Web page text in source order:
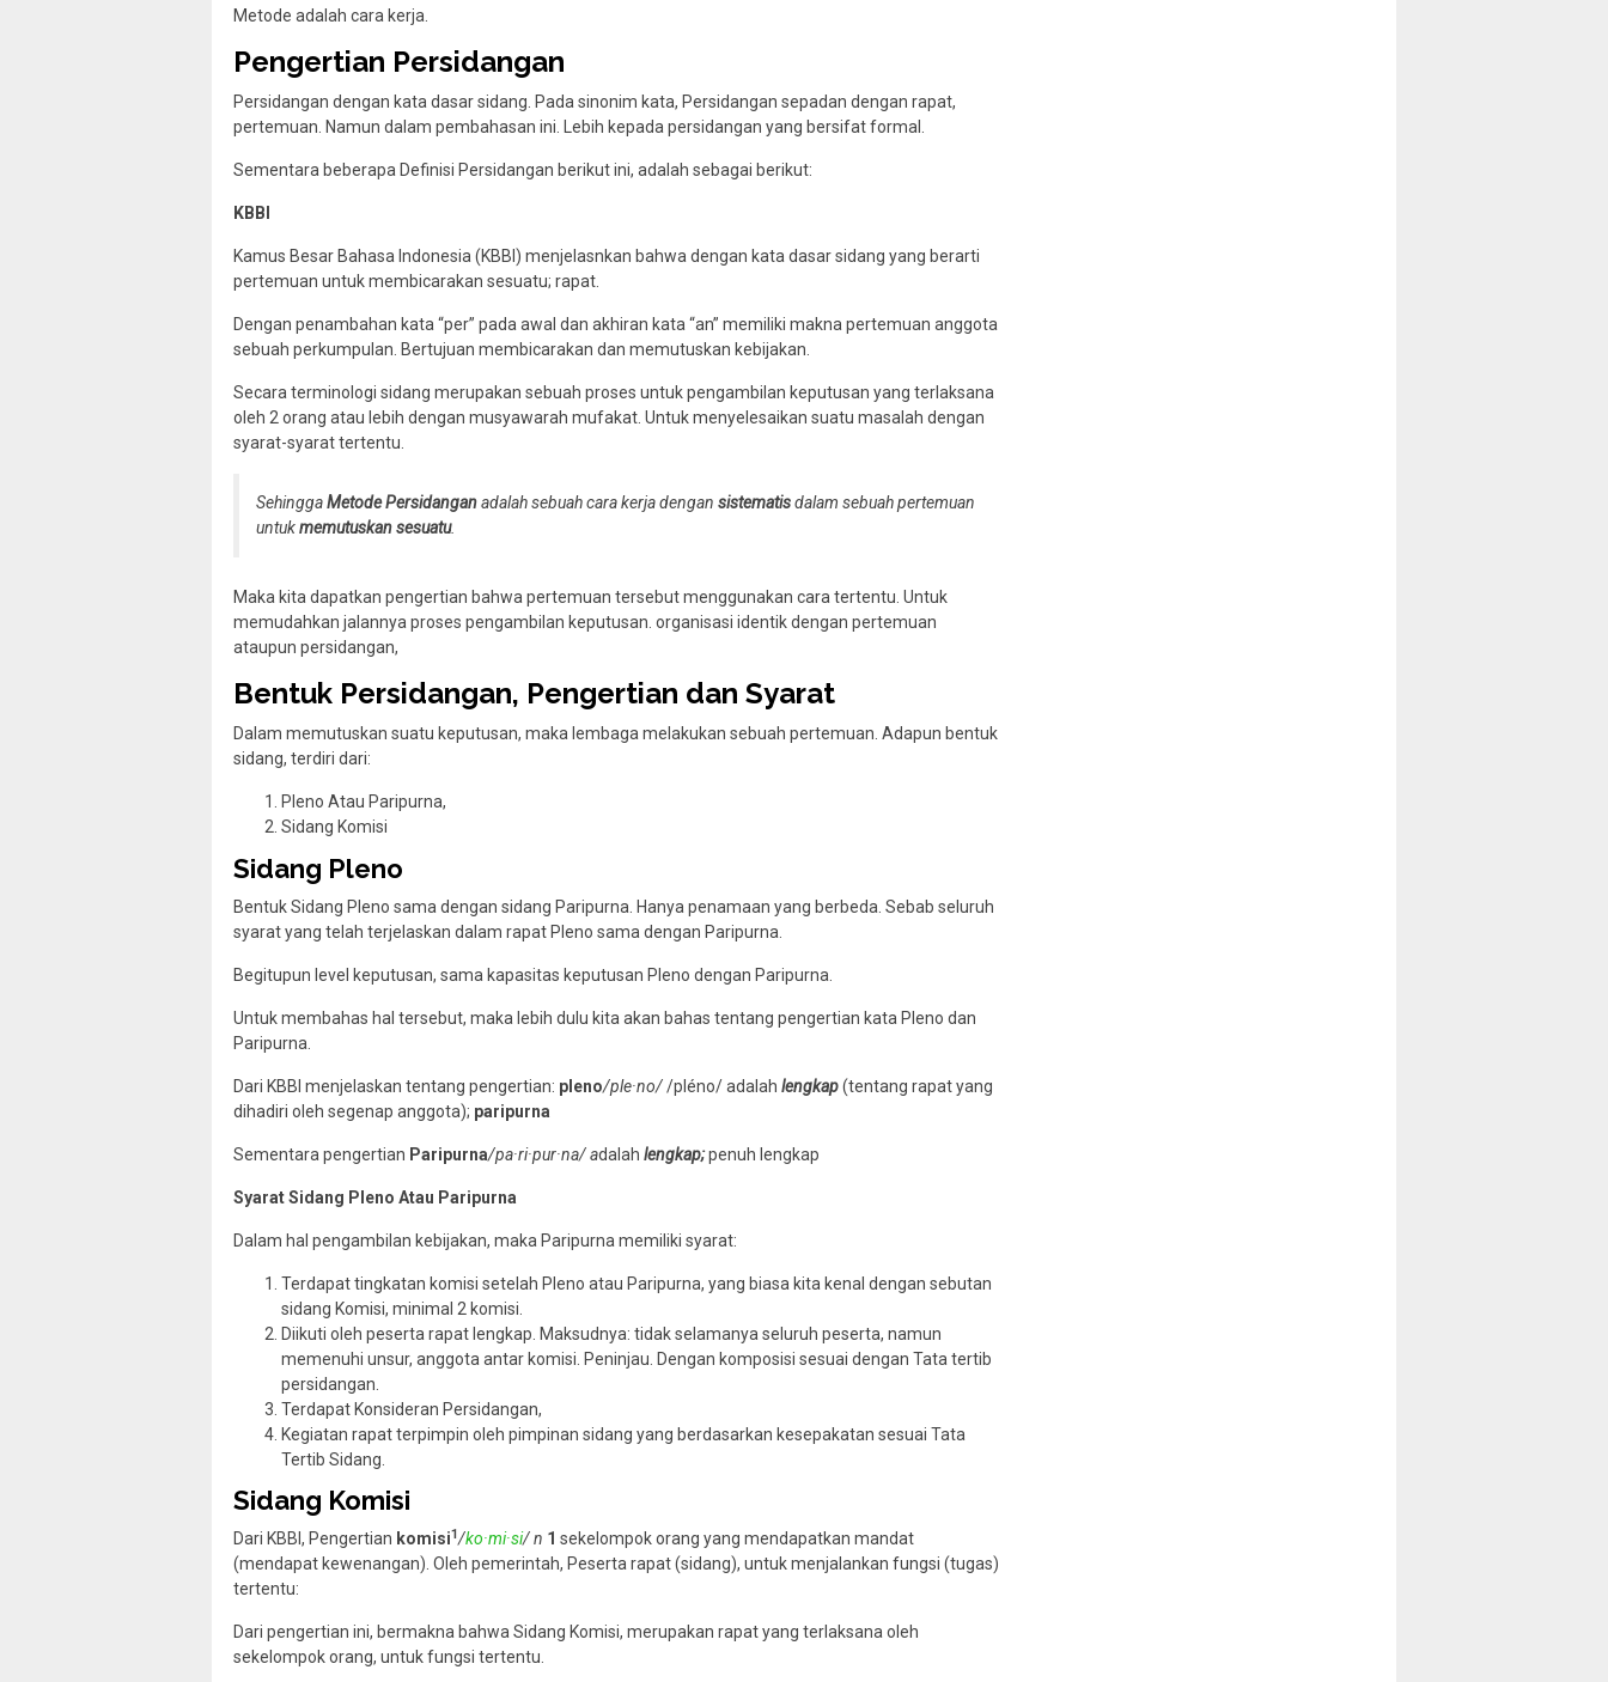
Metode adalah cara kerja.
Pengertian Persidangan
Persidangan dengan kata dasar sidang. Pada sinonim kata, Persidangan sepadan dengan rapat,
pertemuan. Namun dalam pembahasan ini. Lebih kepada persidangan yang bersifat formal.
Sementara beberapa Definisi Persidangan berikut ini, adalah sebagai berikut:
KBBI
Kamus Besar Bahasa Indonesia (KBBI) menjelasnkan bahwa dengan kata dasar sidang yang berarti
pertemuan untuk membicarakan sesuatu; rapat.
Dengan penambahan kata “per” pada awal dan akhiran kata “an” memiliki makna pertemuan anggota
sebuah perkumpulan. Bertujuan membicarakan dan memutuskan kebijakan.
Secara terminologi sidang merupakan sebuah proses untuk pengambilan keputusan yang terlaksana
oleh 2 orang atau lebih dengan musyawarah mufakat. Untuk menyelesaikan suatu masalah dengan
syarat-syarat tertentu.
SehinggaMetode Persidanganadalah sebuah cara kerja dengan sistematisdalam sebuah pertemuan
untukmemutuskan sesuatu.
Maka kita dapatkan pengertian bahwa pertemuan tersebut menggunakan cara tertentu. Untuk
memudahkan jalannya proses pengambilan keputusan. organisasi identik dengan pertemuan
ataupun persidangan,
Bentuk Persidangan, Pengertian dan Syarat
Dalam memutuskan suatu keputusan, maka lembaga melakukan sebuah pertemuan. Adapun bentuk
sidang, terdiri dari:
Pleno Atau Paripurna,
Sidang Komisi
Sidang Pleno
Bentuk Sidang Pleno sama dengan sidang Paripurna. Hanya penamaan yang berbeda. Sebab seluruh
syarat yang telah terjelaskan dalam rapat Pleno sama dengan Paripurna.
Begitupun level keputusan, sama kapasitas keputusan Pleno dengan Paripurna.
Untuk membahas hal tersebut, maka lebih dulu kita akan bahas tentang pengertian kata Pleno dan
Paripurna.
Dari KBBI menjelaskan tentang pengertian: pleno/ple·no//pléno/ adalah lengkap(tentang rapat yang
dihadiri oleh segenap anggota); paripurna
Sementara pengertian Paripurna/pa·ri·pur·na/adalah lengkap;penuh lengkap
Syarat Sidang Pleno Atau Paripurna
Dalam hal pengambilan kebijakan, maka Paripurna memiliki syarat:
Terdapat tingkatan komisi setelah Pleno atau Paripurna, yang biasa kita kenal dengan sebutan
sidang Komisi, minimal 2 komisi.
Diikuti oleh peserta rapat lengkap. Maksudnya: tidak selamanya seluruh peserta, namun
memenuhi unsur, anggota antar komisi. Peninjau. Dengan komposisi sesuai dengan Tata tertib
persidangan.
Terdapat Konsideran Persidangan,
Kegiatan rapat terpimpin oleh pimpinan sidang yang berdasarkan kesepakatan sesuai Tata
Tertib Sidang.
Sidang Komisi
Dari KBBI, Pengertian komisi1/ko·mi·si/n 1 sekelompok orang yang mendapatkan mandat
(mendapat kewenangan). Oleh pemerintah, Peserta rapat (sidang), untuk menjalankan fungsi (tugas)
tertentu:
Dari pengertian ini, bermakna bahwa Sidang Komisi, merupakan rapat yang terlaksana oleh
sekelompok orang, untuk fungsi tertentu.